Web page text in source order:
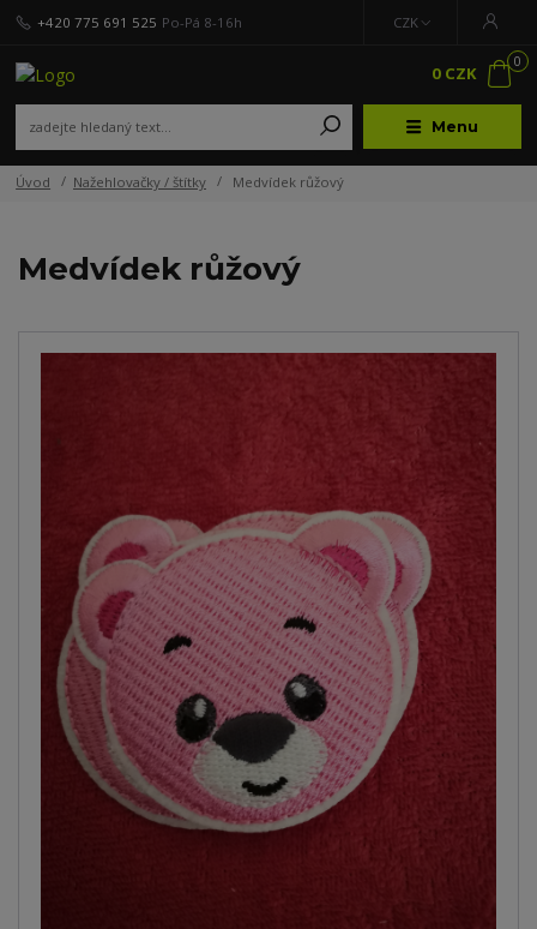
Menu
CZK
+420 775 691 525 Po-Pá 8-16h
0
0 CZK
Úvod Nažehlovačky / štítky Medvídek růžový
Medvídek růžový